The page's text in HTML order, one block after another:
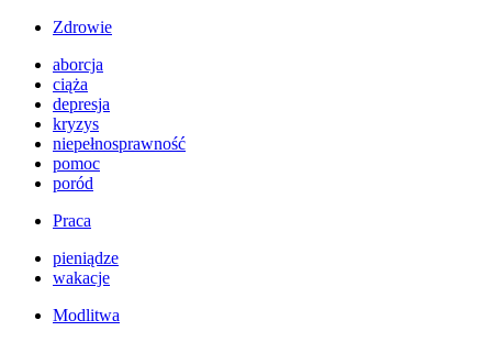
Zdrowie
aborcja
ciąża
depresja
kryzys
niepełnosprawność
pomoc
poród
Praca
pieniądze
wakacje
Modlitwa